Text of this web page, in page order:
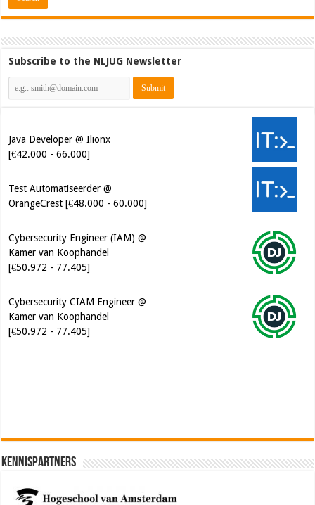
Subscribe to the NLJUG Newsletter
[€42.000 - 66.000]
OrangeCrest [€48.000 - 60.000]
Kamer van Koophandel
[€50.972 - 77.405]
Kamer van Koophandel
[€50.972 - 77.405]
Kennispartners